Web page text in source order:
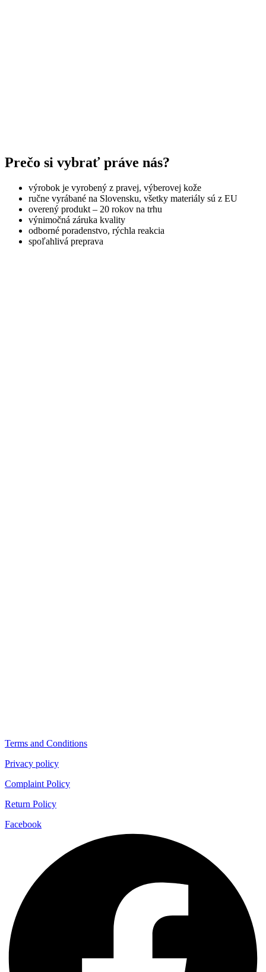
Prečo si vybrať práve nás?
výrobok je vyrobený z pravej, výberovej kože
ručne vyrábané na Slovensku, všetky materiály sú z EU
overený produkt – 20 rokov na trhu
výnimočná záruka kvality
odborné poradenstvo, rýchla reakcia
spoľahlivá preprava
Terms and Conditions
Privacy policy
Complaint Policy
Return Policy
Facebook